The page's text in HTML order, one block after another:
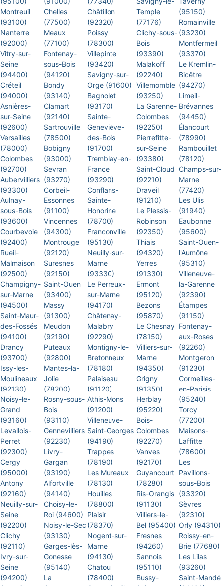
Montreuil
(93100)
Nanterre
(92000)
Vitry-sur-
Seine
(94400)
Créteil
(94000)
Asnières-
sur-Seine
(92600)
Versailles
(78000)
Colombes
(92700)
Aubervilliers
(93300)
Aulnay-
sous-Bois
(93600)
Courbevoie
(92400)
Rueil-
Malmaison
(92500)
Champigny-
sur-Marne
(94500)
Saint-Maur-
des-Fossés
(94100)
Drancy
(93700)
Issy-les-
Moulineaux
(92130)
Noisy-le-
Grand
(93160)
Levallois-
Perret
(92300)
Cergy
(95000)
Antony
(92160)
Neuilly-sur-
Seine
(92200)
Clichy
(92110)
Ivry-sur-
Seine
(94200)
Chelles
(77500)
Meaux
(77100)
Fontenay-
sous-Bois
(94120)
Bondy
(93140)
Clamart
(92140)
Sartrouville
(78500)
Bobigny
(93000)
Sevran
(93270)
Corbeil-
Essonnes
(91100)
Vincennes
(94300)
Montrouge
(92120)
Suresnes
(92150)
Saint-Ouen
(93400)
Massy
(91300)
Meudon
(92190)
Puteaux
(92800)
Mantes-la-
Jolie
(78200)
Rosny-sous-
Bois
(93110)
Gennevilliers
(92230)
Livry-
Gargan
(93190)
Alfortville
(94140)
Choisy-le-
Roi (94600)
Noisy-le-Sec
(93130)
Garges-lès-
Gonesse
(95140)
La
Châtillon
(92320)
Poissy
(78300)
Villepinte
(93420)
Savigny-sur-
Orge (91600)
Bagnolet
(93170)
Sainte-
Geneviève-
des-Bois
(91700)
Tremblay-en-
France
(93290)
Conflans-
Sainte-
Honorine
(78700)
Franconville
(95130)
Neuilly-sur-
Marne
(93330)
Le Perreux-
sur-Marne
(94170)
Châtenay-
Malabry
(92290)
Montigny-le-
Bretonneux
(78180)
Palaiseau
(91120)
Athis-Mons
(91200)
Villeneuve-
Saint-Georges
(94190)
Trappes
(78190)
Les Mureaux
(78130)
Houilles
(78800)
Plaisir
(78370)
Nogent-sur-
Marne
(94130)
Chatou
(78400)
Temple
(77176)
Clichy-sous-
Bois
(93390)
Malakoff
(92240)
Villemomble
(93250)
La Garenne-
Colombes
(92250)
Pierrefitte-
sur-Seine
(93380)
Saint-Cloud
(92210)
Draveil
(91210)
Le Plessis-
Robinson
(92350)
Thiais
(94320)
Yerres
(91330)
Ermont
(95120)
Bezons
(95870)
Le Chesnay
(78150)
Villiers-sur-
Marne
(94350)
Grigny
(91350)
Herblay
(95220)
Bois-
Colombes
(92270)
Vanves
(92170)
Guyancourt
(78280)
Ris-Orangis
(91130)
Villiers-le-
Bel (95400)
Fresnes
(94260)
Sannois
(95110)
Bussy-
(95150)
Romainville
(93230)
Montfermeil
(93370)
Le Kremlin-
Bicêtre
(94270)
Limeil-
Brévannes
(94450)
Élancourt
(78990)
Rambouillet
(78120)
Champs-sur-
Marne
(77420)
Les Ulis
(91940)
Eaubonne
(95600)
Saint-Ouen-
l'Aumône
(95310)
Villeneuve-
la-Garenne
(92390)
Étampes
(91150)
Fontenay-
aux-Roses
(92260)
Montgeron
(91230)
Cormeilles-
en-Parisis
(95240)
Torcy
(77200)
Maisons-
Laffitte
(78600)
Les
Pavillons-
sous-Bois
(93320)
Sèvres
(92310)
Orly (94310)
Roissy-en-
Brie (77680)
Les Lilas
(93260)
Saint-Mandé